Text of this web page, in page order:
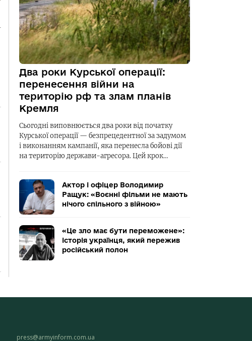
Два роки Курської операції:
перенесення війни на
територію рф та злам планів
Кремля
Сьогодні виповнюється два роки від початку
Курської операції — безпрецедентної за задумом
і виконанням кампанії, яка перенесла бойові дії
на територію держави-агресора. Цей крок…
Актор і офіцер Володимир
Ращук: «Воєнні фільми не мають
нічого спільного з війною»
«Це зло має бути переможене»:
історія українця, який пережив
російський полон
press@armyinform.com.ua